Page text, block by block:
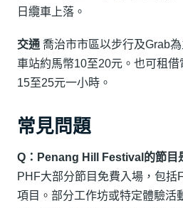
日纜車上落。
交通 喬治市市區以步行及Grab
車站約馬幣10至20元。也可租
15至25元一小時。
常見問題
Q：Penang Hill Festival的節目
PHF大部分節目免費入場，包
項目。部分工作坊或特定體驗活